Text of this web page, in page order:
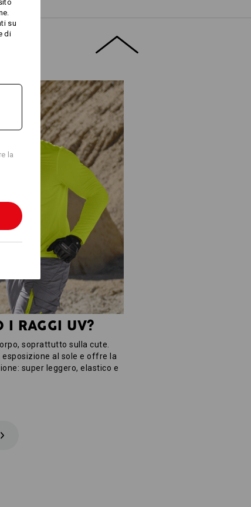
I RAGGI UV?
soprattutto sulla cute.
al sole e offre la
super leggero, elastico e
su
di
la